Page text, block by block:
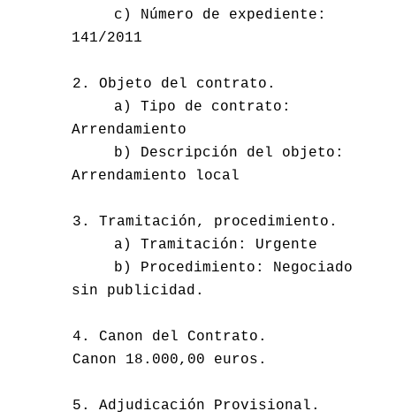
c) Número de expediente:
141/2011
2. Objeto del contrato.
a) Tipo de contrato:
Arrendamiento
b) Descripción del objeto:
Arrendamiento local
3. Tramitación, procedimiento.
a) Tramitación: Urgente
b) Procedimiento: Negociado
sin publicidad.
4. Canon del Contrato.
Canon 18.000,00 euros.
5. Adjudicación Provisional.